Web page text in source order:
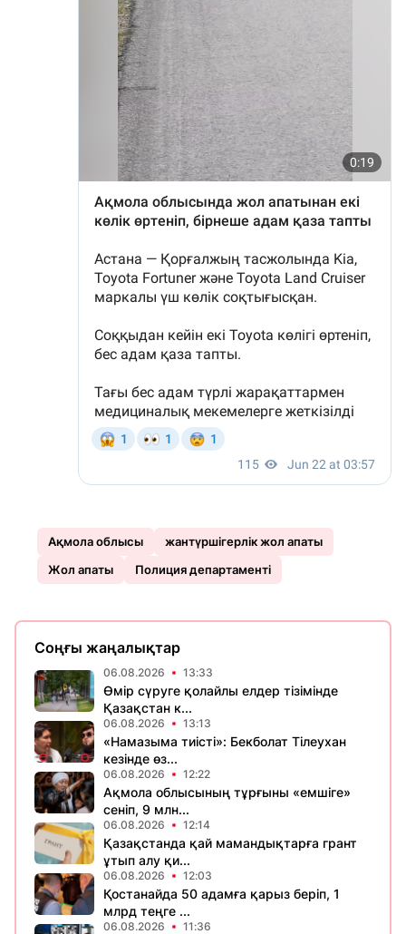
Ақмола облысы
жантүршігерлік жол апаты
Жол апаты
Полиция департаменті
Соңғы жаңалықтар
06.08.2026 13:33
Өмір сүруге қолайлы елдер тізімінде
Қазақстан к...
06.08.2026 13:13
«Намазыма тиісті»: Бекболат Тілеухан
кезінде өз...
06.08.2026 12:22
Ақмола облысының тұрғыны «емшіге»
сеніп, 9 млн...
06.08.2026 12:14
Қазақстанда қай мамандықтарға грант
ұтып алу қи...
06.08.2026 12:03
Қостанайда 50 адамға қарыз беріп, 1
млрд теңге ...
06.08.2026 11:36